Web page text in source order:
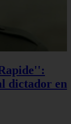
dictador en